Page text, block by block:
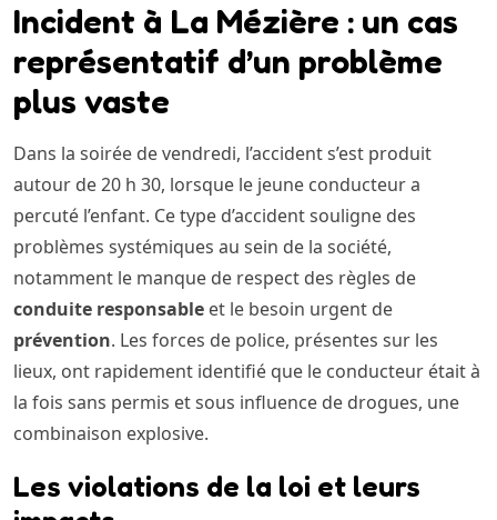
Incident à La Mézière : un cas
représentatif d’un problème
plus vaste
Dans la soirée de vendredi, l’accident s’est produit
autour de 20 h 30, lorsque le jeune conducteur a
percuté l’enfant. Ce type d’accident souligne des
problèmes systémiques au sein de la société,
notamment le manque de respect des règles de
conduite responsable et le besoin urgent de
prévention. Les forces de police, présentes sur les
lieux, ont rapidement identifié que le conducteur était à
la fois sans permis et sous influence de drogues, une
combinaison explosive.
Les violations de la loi et leurs